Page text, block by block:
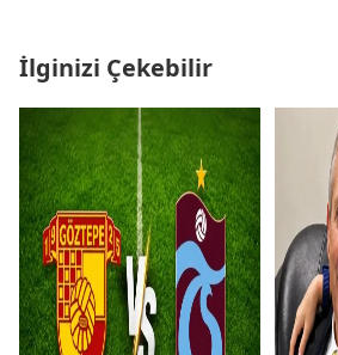
İlginizi Çekebilir